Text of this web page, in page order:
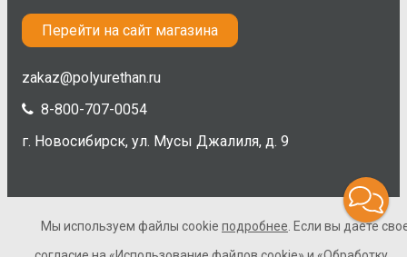
Перейти на сайт магазина
zakaz@polyurethan.ru
8-800-707-0054
г. Новосибирск, ул. Мусы Джалиля, д. 9
2005-2026 © Полиуретан. Все права защищены. Не
Мы используем файлы cookie подробнее . Если вы даете